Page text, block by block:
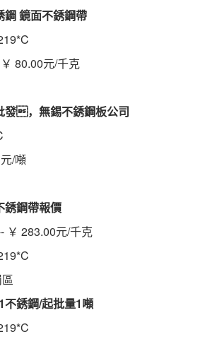
鏡面不銹鋼帶
80.00元/千克
發，無錫不銹鋼板公司
/噸
鋼帶報價
283.00元/千克
銹鋼/起批量1噸